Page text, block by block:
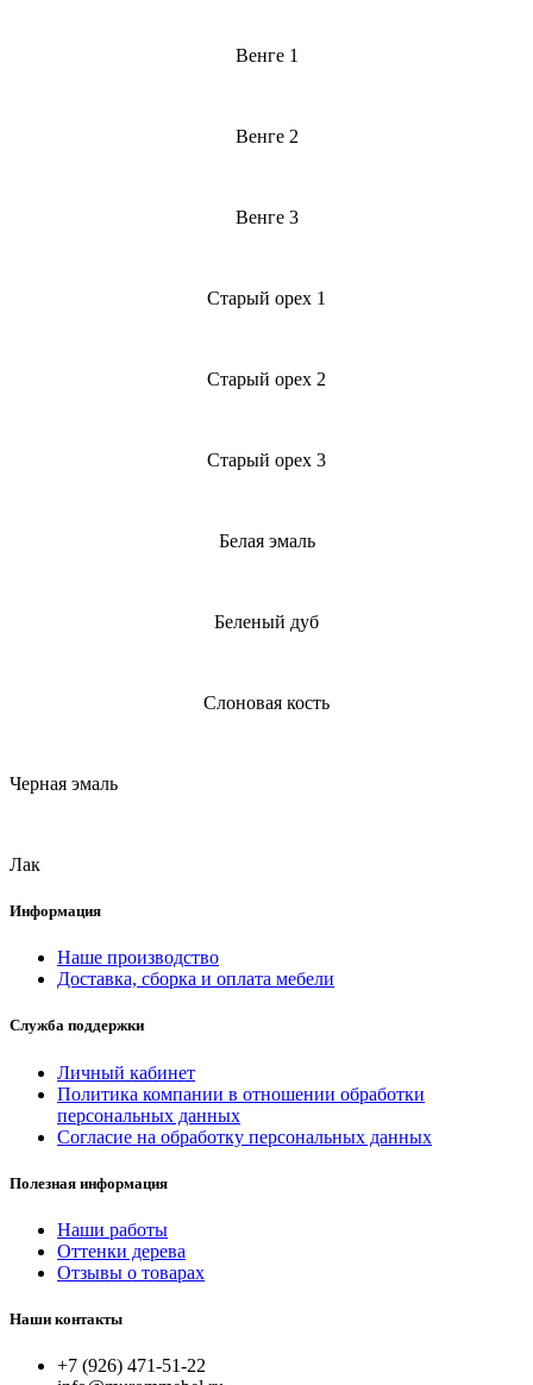
Венге 1
Венге 2
Венге 3
Старый орех 1
Старый орех 2
Старый орех 3
Белая эмаль
Беленый дуб
Слоновая кость
Черная эмаль
Лак
Информация
Наше производство
Доставка, сборка и оплата мебели
Служба поддержки
Личный кабинет
Политика компании в отношении обработки
персональных данных
Согласие на обработку персональных данных
Полезная информация
Наши работы
Оттенки дерева
Отзывы о товарах
Наши контакты
+7 (926) 471-51-22